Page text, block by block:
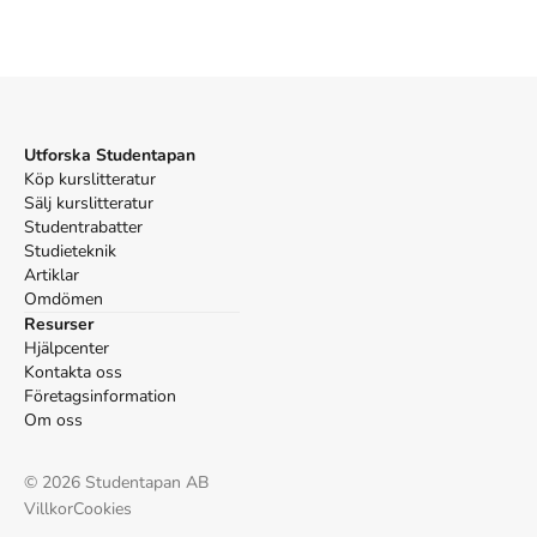
Utforska Studentapan
Köp kurslitteratur
Sälj kurslitteratur
Studentrabatter
Studieteknik
Artiklar
Omdömen
Resurser
Hjälpcenter
Kontakta oss
Företagsinformation
Om oss
© 2026 Studentapan AB
VillkorCookies